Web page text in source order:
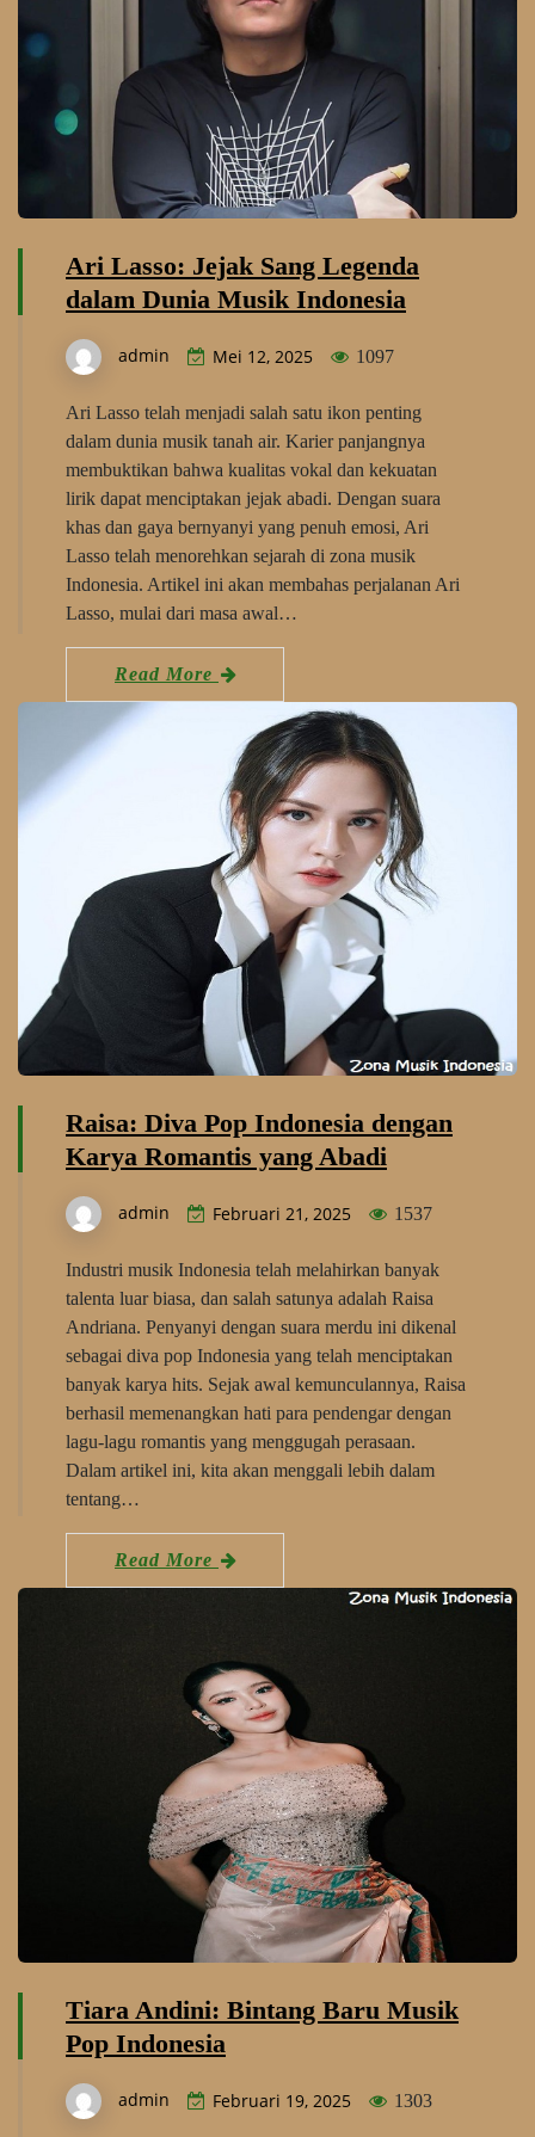
Ari Lasso: Jejak Sang Legenda
dalam Dunia Musik Indonesia
admin Mei 12, 2025 1097
Ari Lasso telah menjadi salah satu ikon penting
dalam dunia musik tanah air. Karier panjangnya
membuktikan bahwa kualitas vokal dan kekuatan
lirik dapat menciptakan jejak abadi. Dengan suara
khas dan gaya bernyanyi yang penuh emosi, Ari
Lasso telah menorehkan sejarah di zona musik
Indonesia. Artikel ini akan membahas perjalanan Ari
Lasso, mulai dari masa awal…
Read More
Raisa: Diva Pop Indonesia dengan
Karya Romantis yang Abadi
admin Februari 21, 2025 1537
Industri musik Indonesia telah melahirkan banyak
talenta luar biasa, dan salah satunya adalah Raisa
Andriana. Penyanyi dengan suara merdu ini dikenal
sebagai diva pop Indonesia yang telah menciptakan
banyak karya hits. Sejak awal kemunculannya, Raisa
berhasil memenangkan hati para pendengar dengan
lagu-lagu romantis yang menggugah perasaan.
Dalam artikel ini, kita akan menggali lebih dalam
tentang…
Read More
Tiara Andini: Bintang Baru Musik
Pop Indonesia
admin Februari 19, 2025 1303